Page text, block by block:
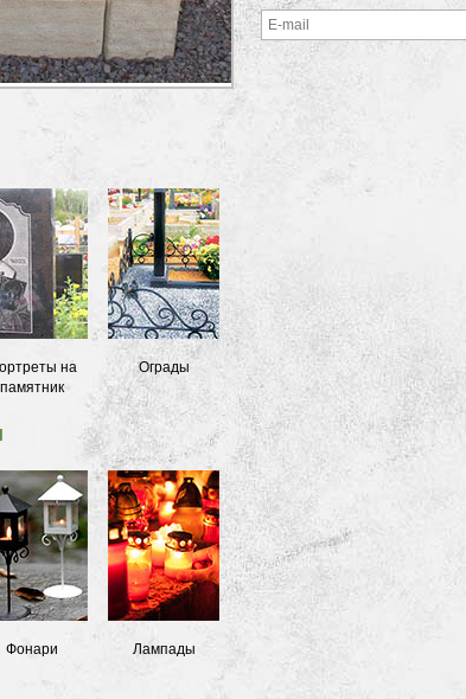
на
памятник
Ограды
Фонари Лампады